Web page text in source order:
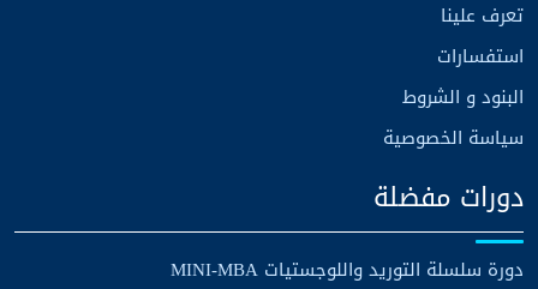
تعرف علينا
استفسارات
البنود و الشروط
سياسة الخصوصية
دورات مفضلة
دورة سلسلة التوريد واللوجستيات MINI-MBA